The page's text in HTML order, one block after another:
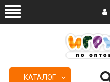
КАТАЛОГ